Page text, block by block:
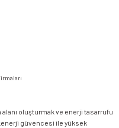
oluşturmak ve enerji tasarrufu
güvencesi ile yüksek